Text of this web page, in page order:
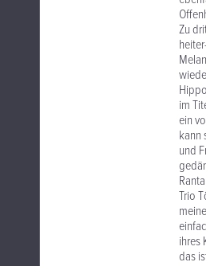
Zu
im
ein
kann
und
Trio
ihres
das